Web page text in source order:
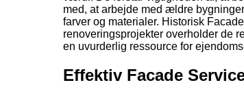
med, at arbejde med ældre
farver og materialer. Historisk
renoveringsprojekter overholder de
en uvurderlig ressource for
Effektiv Facade